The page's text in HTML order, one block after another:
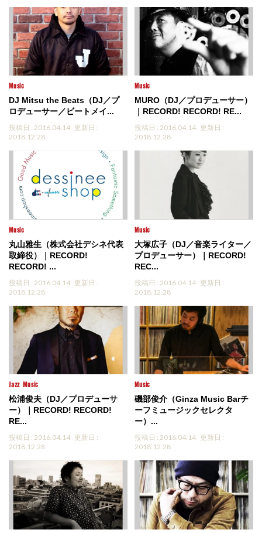
Music
DJ Mitsu the Beats（DJ／プ
ロデューサー／ビートメイ...
投稿日 : 2016.04.14 更新日 :
2018.12.28
Music
MURO（DJ／プロデューサー）
｜RECORD! RECORD! RE...
投稿日 : 2016.04.14 更新日 :
2018.12.28
Music
丸山雅生（株式会社デシネ代表
取締役）｜RECORD!
RECORD! ...
投稿日 : 2016.04.14 更新日 :
2018.12.28
Music
大塚広子（DJ／音楽ライター／
プロデューサー）｜RECORD!
REC...
投稿日 : 2016.04.14 更新日 :
2018.12.28
Jazz Music
松浦俊夫（DJ／プロデューサ
ー）｜RECORD! RECORD!
RE...
投稿日 : 2016.04.14 更新日 :
2018.12.28
Music
磯部俊介（Ginza Music Barチ
ーフミュージックセレクタ
ー）...
投稿日 : 2016.04.14 更新日 :
2018.12.28